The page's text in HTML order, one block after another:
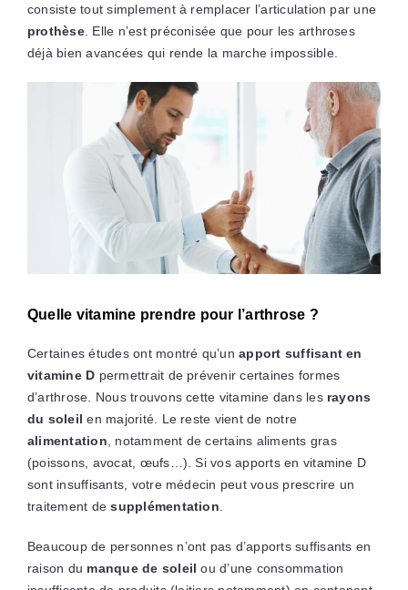
consiste tout simplement à remplacer l’articulation par une
prothèse. Elle n’est préconisée que pour les arthroses
déjà bien avancées qui rende la marche impossible.
Quelle vitamine prendre pour l’arthrose ?
Certaines études ont montré qu’un apport suffisant en
vitamine D permettrait de prévenir certaines formes
d’arthrose. Nous trouvons cette vitamine dans les rayons
du soleil en majorité. Le reste vient de notre
alimentation , notamment de certains aliments gras
(poissons, avocat, œufs…). Si vos apports en vitamine D
sont insuffisants, votre médecin peut vous prescrire un
traitement desupplémentation
Beaucoup de personnes n’ont pas d’apports suffisants en
raison du manque de soleil ou d’une consommation